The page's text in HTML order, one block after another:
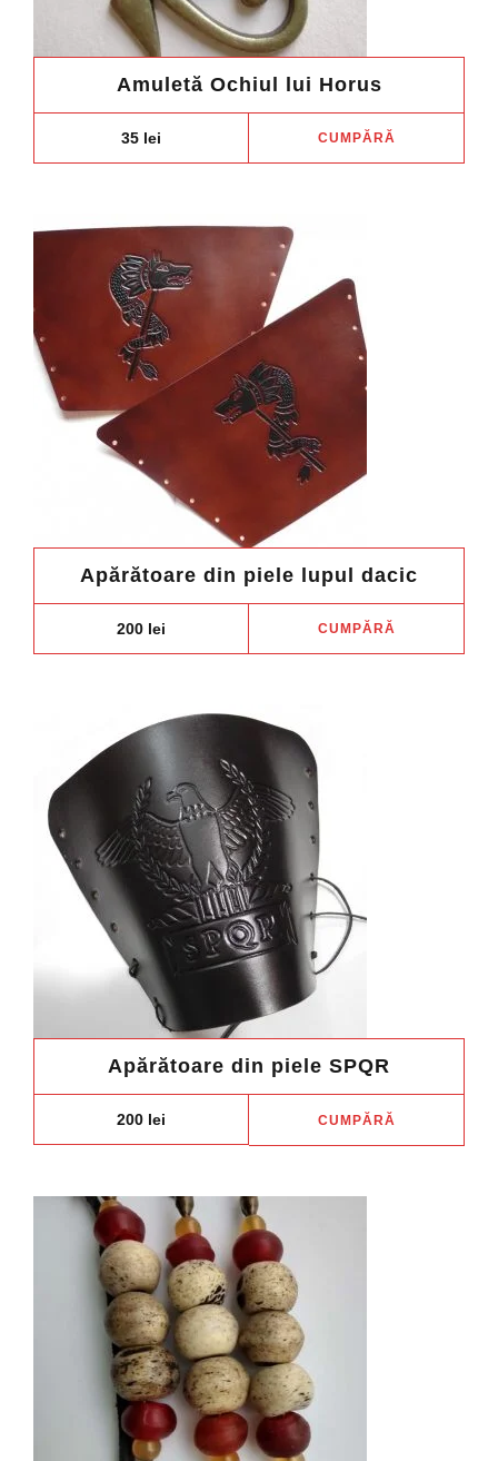
Amuletă Ochiul lui Horus
35 lei CUMPĂRĂ
Apărătoare din piele lupul dacic
200 lei CUMPĂRĂ
Apărătoare din piele SPQR
200 lei CUMPĂRĂ